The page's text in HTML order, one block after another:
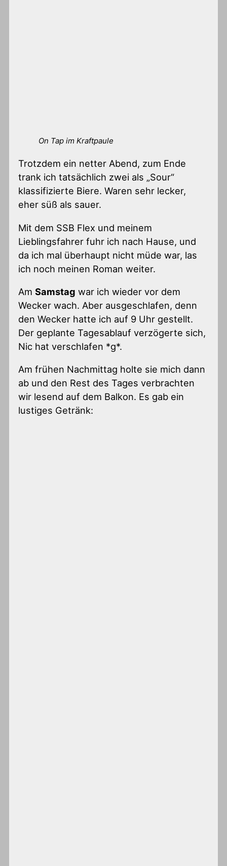
On Tap im Kraftpaule
Trotzdem ein netter Abend, zum Ende
trank ich tatsächlich zwei als „Sour“
klassifizierte Biere. Waren sehr lecker,
eher süß als sauer.
Mit dem SSB Flex und meinem
Lieblingsfahrer fuhr ich nach Hause, und
da ich mal überhaupt nicht müde war, las
ich noch meinen Roman weiter.
AmSamstag war ich wieder vor dem
Wecker wach. Aber ausgeschlafen, denn
den Wecker hatte ich auf 9 Uhr gestellt.
Der geplante Tagesablauf verzögerte sich,
Nic hat verschlafen *g*.
Am frühen Nachmittag holte sie mich dann
ab und den Rest des Tages verbrachten
wir lesend auf dem Balkon. Es gab ein
lustiges Getränk: